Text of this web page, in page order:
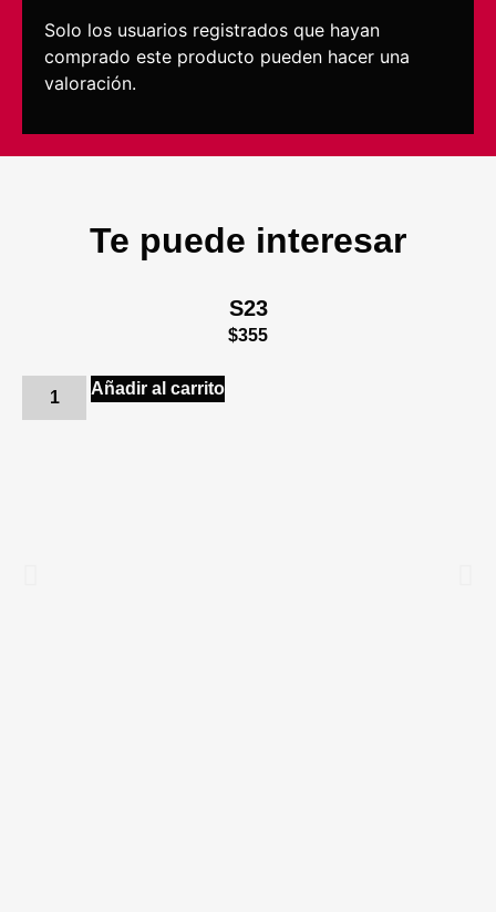
Solo los usuarios registrados que hayan
comprado este producto pueden hacer una
valoración.
Te puede interesar
S23
$355
Añadir al carrito